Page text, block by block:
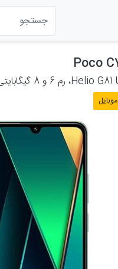
موبایل